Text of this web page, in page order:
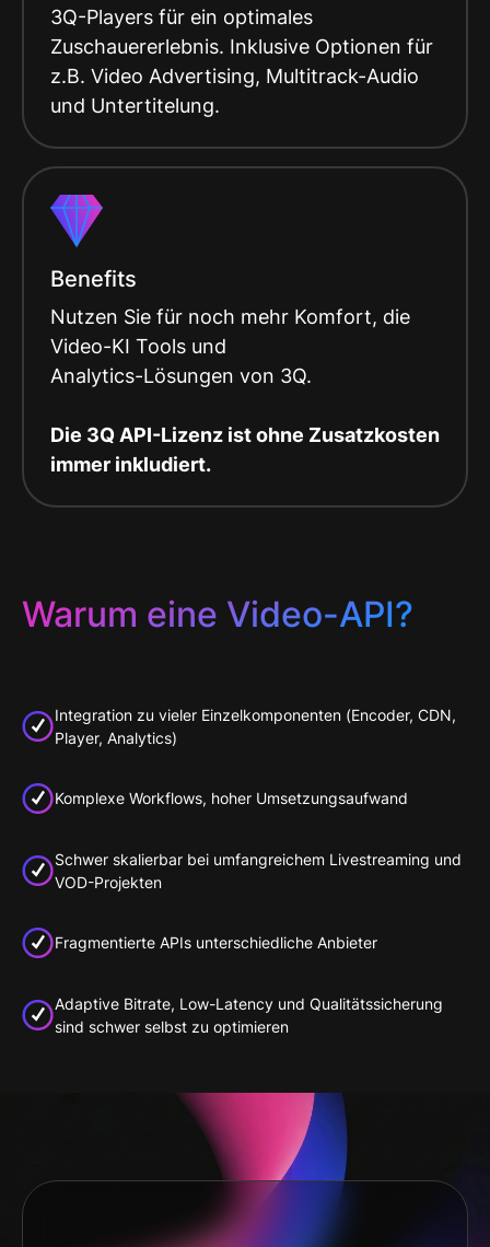
3Q-Players für ein optimales
Zuschauererlebnis. Inklusive Optionen für
z.B. Video Advertising, Multitrack-Audio
und Untertitelung.
Benefits
Nutzen Sie für noch mehr Komfort, die
Video-KI Tools und
Analytics-Lösungen von 3Q.
Die 3Q API-Lizenz ist ohne Zusatzkosten
immer inkludiert.
Warum eine Video-API?
Integration zu vieler Einzelkomponenten (Encoder, CDN,
Player, Analytics)
Komplexe Workflows, hoher Umsetzungsaufwand
Schwer skalierbar bei umfangreichem Livestreaming und
VOD-Projekten
Fragmentierte APIs unterschiedliche Anbieter
Adaptive Bitrate, Low-Latency und Qualitätssicherung
sind schwer selbst zu optimieren